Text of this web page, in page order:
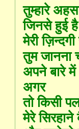
तुम्हारे
जिनसे हुई है
मेरी
तुम जानना
अपने बारे में
अगर
तो किसी
मेरे सिरहाने